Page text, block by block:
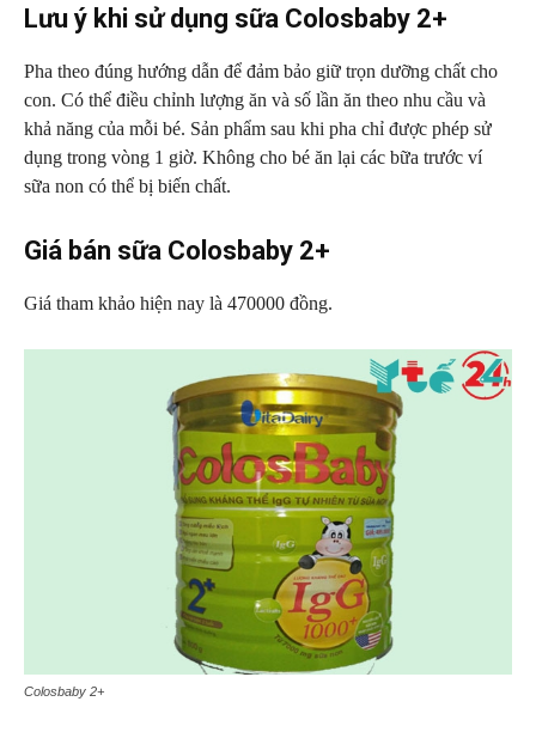
Lưu ý khi sử dụng sữa Colosbaby 2+
Pha theo đúng hướng dẫn để đảm bảo giữ trọn dưỡng chất cho
con. Có thể điều chỉnh lượng ăn và số lần ăn theo nhu cầu và
khả năng của mỗi bé. Sản phẩm sau khi pha chỉ được phép sử
dụng trong vòng 1 giờ. Không cho bé ăn lại các bữa trước ví
sữa non có thể bị biến chất.
Giá bán sữa Colosbaby 2+
Giá tham khảo hiện nay là 470000 đồng.
Colosbaby 2+